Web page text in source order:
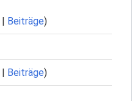
| Beiträge)
| Beiträge)